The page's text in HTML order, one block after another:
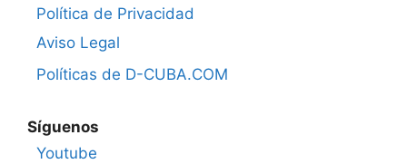
Política de Privacidad
Aviso Legal
Políticas de D-CUBA.COM
Síguenos
Youtube